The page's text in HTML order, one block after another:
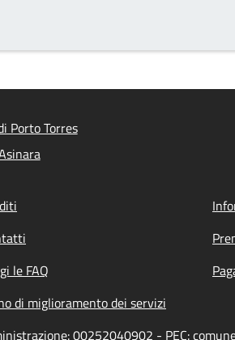
Porto Torres
le FAQ
di miglioramento dei servizi
00252040902 - PEC: